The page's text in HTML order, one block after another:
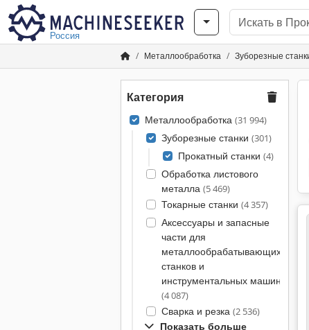
Россия
Металлообработка Зуборезные
Категория
Металлообработка (31 994)
Зуборезные станки (301)
Прокатный станки (4)
Обработка листового
металла (5 469)
Токарные станки (4 357)
Аксессуары и запасные
части для
металлообрабатывающих
станков и
инструментальных машин
(4 087)
Сварка и резка (2 536)
Показать больше